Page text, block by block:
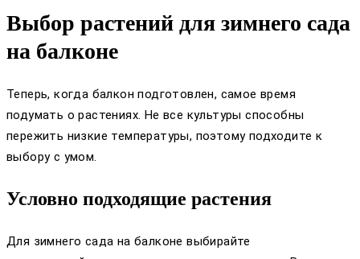
Выбор растений для зимнего сада
на балконе
Теперь, когда балкон подготовлен, самое время
подумать о растениях. Не все культуры способны
пережить низкие температуры, поэтому подходите к
выбору с умом.
Условно подходящие растения
Для зимнего сада на балконе выбирайте